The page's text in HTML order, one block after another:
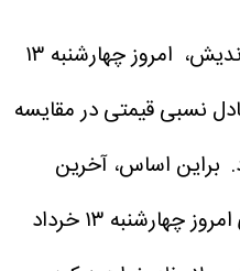
به نقل از نواندیش، امروز چهارشنبه ۱۳
نسبی قیمتی در مقایسه
براین اساس، آخرین
قیمت انواع سکه پارسیان برای امروز چهارشنبه ۱۳ خرداد